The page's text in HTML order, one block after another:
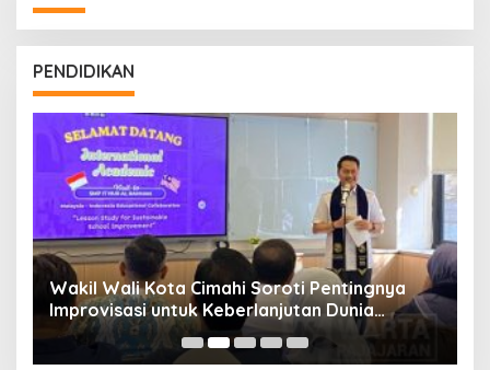
PENDIDIKAN
Wakil Wali Kota Cimahi Soroti Pentingnya
Improvisasi untuk Keberlanjutan Dunia
Pendidikan